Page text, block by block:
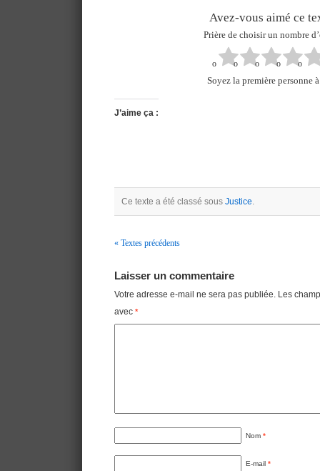
Avez-vous aimé ce
Prière de choisir un nombre
Soyez la première personne
J’aime ça :
Ce texte a été classé sous Justice.
« Textes précédents
Laisser un commentaire
Votre adresse e-mail ne sera pas publiée. Les
avec *
Nom *
E-mail *